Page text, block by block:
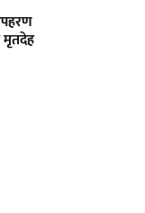
मृतदेह